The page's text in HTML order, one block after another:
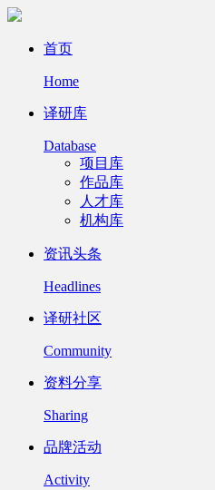
首页
Home
译研库
Database
项目库
作品库
人才库
机构库
资讯头条
Headlines
译研社区
Community
资料分享
Sharing
品牌活动
Activity